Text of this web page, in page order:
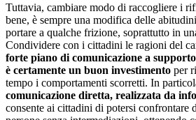
Tuttavia, cambiare modo di raccogliere i
bene, è sempre una modifica delle
portare a qualche frizione, soprattutto in
Condividere con i cittadini le ragioni del
forte piano di comunicazione a
è certamente un buon investimento per
tempo i comportamenti scorretti. In
comunicazione diretta, realizzata da
consente ai cittadini di potersi confrontare